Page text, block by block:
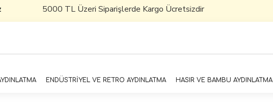
TL Üzeri Siparişlerde Kargo Ücretsizdir
ENDÜSTRİYEL VE RETRO AYDINLATMA HASIR VE BAMBU AYDINLATMA